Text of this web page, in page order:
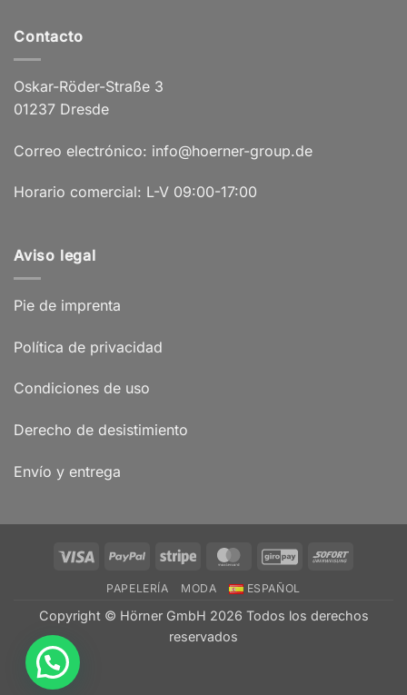
Contacto
Oskar-Röder-Straße 3
01237 Dresde
Correo electrónico: info@hoerner-group.de
Horario comercial: L-V 09:00-17:00
Aviso legal
Pie de imprenta
Política de privacidad
Condiciones de uso
Derecho de desistimiento
Envío y entrega
Visa PayPal Stripe MasterCardGiroPaySofort
PAPELERÍA MODA ESPAÑOL
Copyright © Hörner GmbH 2026 Todos los derechos
reservados